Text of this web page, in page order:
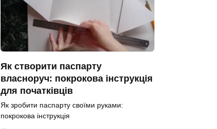
Як створити паспарту
власноруч: покрокова інструкція
для початківців
Як зробити паспарту своїми руками:
покрокова інструкція